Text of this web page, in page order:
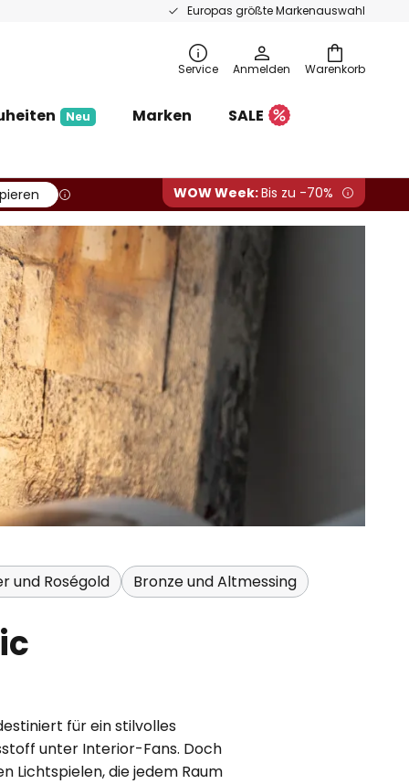
Europas größte Markenauswahl
Warenkorb
Service Anmelden
Neu Marken
SALE
WOW Week:Bis zu -70%
und Roségold Bronze und Altmessing
für ein stilvolles
unter Interior-Fans. Doch
Lichtspielen, die jedem Raum